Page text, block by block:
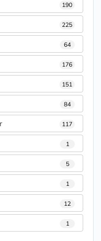
190
225
64
176
151
84
117
1
5
1
12
1